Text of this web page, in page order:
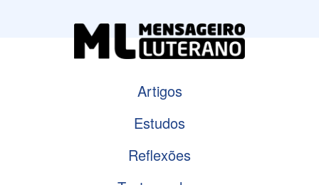
Artigos
Estudos
Reflexões